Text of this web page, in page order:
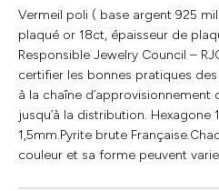
Vermeil poli ( base argent 925
plaqué or 18ct, épaisseur de
Responsible Jewelry Council –
certifier les bonnes pratiques
à la chaîne d’approvisionnement
jusqu’à la distribution. Hexagone
1,5mm.Pyrite brute
couleur et sa forme peuvent